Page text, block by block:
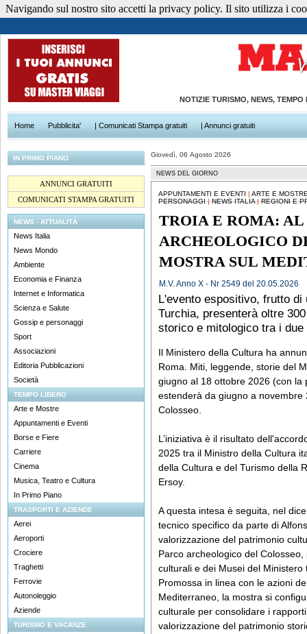
NOTIZIE TURISMO, NEWS,
Home Pubblicita' | Comunicati Stampa gratuiti | Annunci gratuiti
IN PRIMO PIANO
ANNUNCI GRATUITI
COMUNICATI STAMPA GRATUITI
NEWS - ATTUALITÀ
News Italia
News Mondo
Ambiente
Economia e Finanza
Internet e Informatica
Scienza e Salute
Gossip e personaggi
Sport
Associazioni
Editoria Pubblicazioni
Società
TEMPO LIBERO
Arte e Mostre
Appuntamenti e Eventi
Borse e Fiere
Carriere
Cinema
Musica, Teatro e Cultura
In Primo Piano
TRASPORTI E AZIENDE
Aerei
Aeroporti
Crociere
Traghetti
Ferrovie
Autonoleggio
Aziende
TURISMO E VACANZE
Giovedì, 06 Agosto 2026
NEWS DEL GIORNO
APPUNTAMENTI E EVENTI | ARTE E
PERSONAGGI|NEWS ITALIA|REGIONI E
TROIA E ROMA: AL
ARCHEOLOGICO
MOSTRA SUL
M.V. Anno X - Nr 2549 del 20.05.2026
L'evento espositivo, frutto
Turchia, presenterà oltre
storico e mitologico tra i
Il Ministero della Cultura ha
Roma. Miti, leggende, storie del
giugno al 18 ottobre 2026 (con
estenderà da giugno a
Colosseo.
L’iniziativa è il risultato
2025 tra il Ministro della Cultura
della Cultura e del Turismo della
Ersoy.
A questa intesa è seguita, nel
tecnico specifico da parte di
valorizzazione del patrimonio
Parco archeologico del
culturali e dei Musei del Ministero
Promossa in linea con le azioni
Mediterraneo, la mostra si
culturale per consolidare i
valorizzazione del patrimonio
Navigando sul nostro sito accetti la privacy policy. Il sito utilizza i